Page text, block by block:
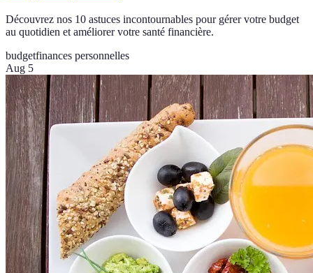
Découvrez nos 10 astuces incontournables pour gérer votre budget
au quotidien et améliorer votre santé financière.
budgetfinances personnelles
Aug 5